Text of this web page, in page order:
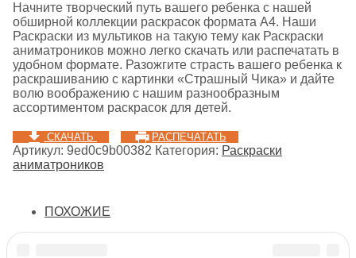
Начните творческий путь вашего ребенка с нашей
обширной коллекции раскрасок формата A4. Наши
Раскраски из мультиков на такую тему как Раскраски
аниматроников можно легко скачать или распечатать в
удобном формате. Разожгите страсть вашего ребенка к
раскрашиванию с картинки «Страшный Чика» и дайте
волю воображению с нашим разнообразным
ассортиментом раскрасок для детей.
СКАЧАТЬ РАСПЕЧАТАТЬ
Артикул: 9ed0c9b00382 Категория: Раскраски
аниматроников
ПОХОЖИЕ